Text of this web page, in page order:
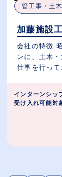
管工事・土
加藤施設
会社の特徴
ンに、土木
仕事を行っ
インターンシッ
受け入れ可能対